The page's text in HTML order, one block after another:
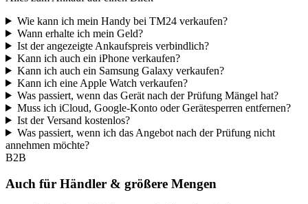
Wie kann ich mein Handy bei TM24 verkaufen?
Wann erhalte ich mein Geld?
Ist der angezeigte Ankaufspreis verbindlich?
Kann ich auch ein iPhone verkaufen?
Kann ich auch ein Samsung Galaxy verkaufen?
Kann ich eine Apple Watch verkaufen?
Was passiert, wenn das Gerät nach der Prüfung Mängel hat?
Muss ich iCloud, Google-Konto oder Gerätesperren entfernen?
Ist der Versand kostenlos?
Was passiert, wenn ich das Angebot nach der Prüfung nicht
annehmen möchte?
B2B
Auch für Händler & größere Mengen